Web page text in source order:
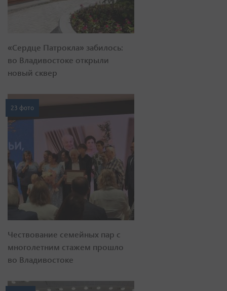
«Сердце Патрокла» забилось:
во Владивостоке открыли
новый сквер
23 фото
Чествование семейных пар с
многолетним стажем прошло
во Владивостоке